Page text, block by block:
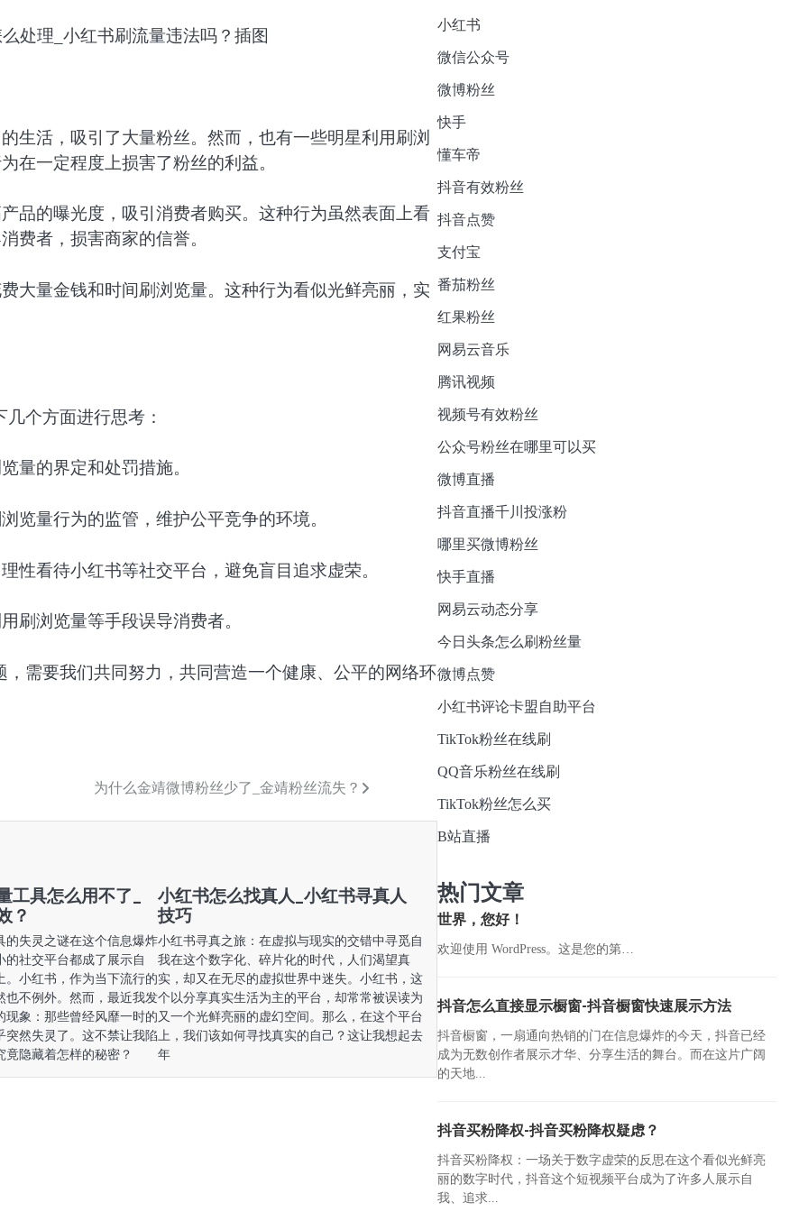
生活，吸引了大量粉丝。然而，也有一些明星利用刷浏
在一定程度上损害了粉丝的利益。
品的曝光度，吸引消费者购买。这种行为虽然表面上看
费者，损害商家的信誉。
大量金钱和时间刷浏览量。这种行为看似光鲜亮丽，实
个方面进行思考：
量的界定和处罚措施。
览量行为的监管，维护公平竞争的环境。
性看待小红书等社交平台，避免盲目追求虚荣。
刷浏览量等手段误导消费者。
需要我们共同努力，共同营造一个健康、公平的网络环
为什么金靖微博粉丝少了_金靖粉丝流失？
工具怎么用不了_
？
的失灵之谜在这个信息爆炸
的社交平台都成了展示自
。小红书，作为当下流行的
也不例外。然而，最近我发
现象：那些曾经风靡一时的
突然失灵了。这不禁让我陷
竟隐藏着怎样的秘密？
小红书怎么找真人_小红书寻真人
技巧
小红书寻真之旅：在虚拟与现实的交错中寻觅自
我在这个数字化、碎片化的时代，人们渴望真
实，却又在无尽的虚拟世界中迷失。小红书，这
个以分享真实生活为主的平台，却常常被误读为
又一个光鲜亮丽的虚幻空间。那么，在这个平台
上，我们该如何寻找真实的自己？这让我想起去
年
小红书
微信公众号
微博粉丝
快手
懂车帝
抖音有效粉丝
抖音点赞
支付宝
番茄粉丝
红果粉丝
网易云音乐
腾讯视频
视频号有效粉丝
公众号粉丝在哪里可以买
微博直播
抖音直播千川投涨粉
哪里买微博粉丝
快手直播
网易云动态分享
今日头条怎么刷粉丝量
微博点赞
小红书评论卡盟自助平台
TikTok粉丝在线刷
QQ音乐粉丝在线刷
TikTok粉丝怎么买
B站直播
热门文章
世界，您好！
欢迎使用 WordPress。这是您的第…
抖音怎么直接显示橱窗-抖音橱窗快速展示方法
抖音橱窗，一扇通向热销的门在信息爆炸的今天，抖音已经
成为无数创作者展示才华、分享生活的舞台。而在这片广阔
的天地...
抖音买粉降权-抖音买粉降权疑虑？
抖音买粉降权：一场关于数字虚荣的反思在这个看似光鲜亮
丽的数字时代，抖音这个短视频平台成为了许多人展示自
我、追求...